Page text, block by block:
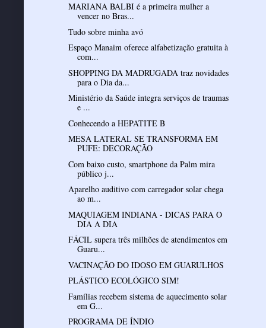
MARIANA BALBI é a primeira mulher a
vencer no Bras...
Tudo sobre minha avó
Espaço Manaim oferece alfabetização gratuita à
com...
SHOPPING DA MADRUGADA traz novidades
para o Dia da...
Ministério da Saúde integra serviços de traumas
e ...
Conhecendo a HEPATITE B
MESA LATERAL SE TRANSFORMA EM
PUFE: DECORAÇÃO
Com baixo custo, smartphone da Palm mira
público j...
Aparelho auditivo com carregador solar chega
ao m...
MAQUIAGEM INDIANA - DICAS PARA O
DIA A DIA
FÁCIL supera três milhões de atendimentos em
Guaru...
VACINAÇÃO DO IDOSO EM GUARULHOS
PLÁSTICO ECOLÓGICO SIM!
Famílias recebem sistema de aquecimento solar
em G...
PROGRAMA DE ÍNDIO